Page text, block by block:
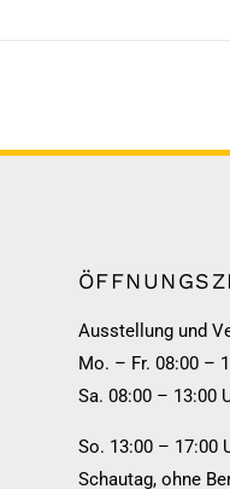
Ausstellung und
Mo. – Fr. 08:00 –
Sa. 08:00 – 13:00
So. 13:00 – 17:00
Schautag, ohne